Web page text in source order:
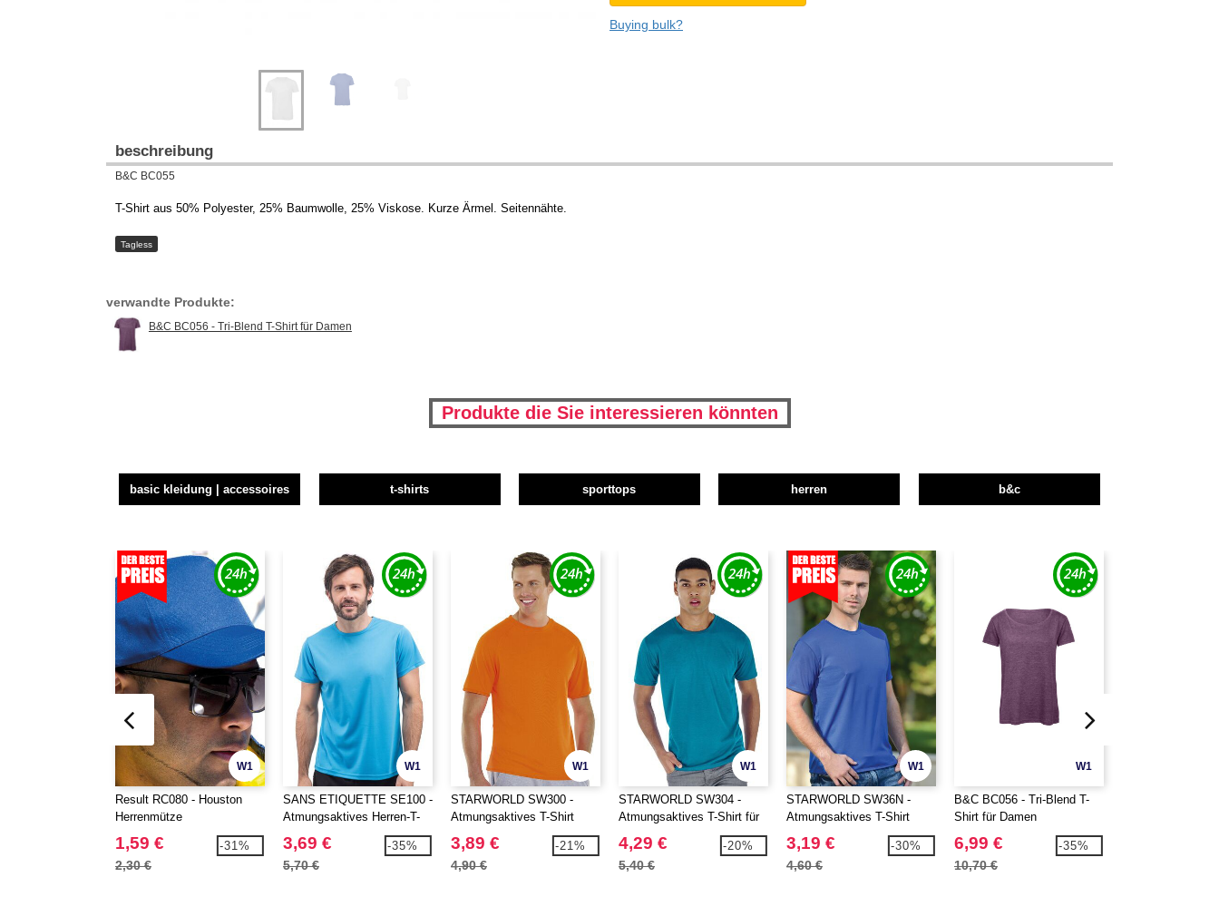
Buying bulk?
beschreibung
B&C BC055
T-Shirt aus 50% Polyester, 25% Baumwolle, 25% Viskose. Kurze Ärmel. Seitennähte.
Tagless
verwandte Produkte:
B&C BC056 - Tri-Blend T-Shirt für Damen
Produkte die Sie interessieren könnten
basic kleidung | accessoires t-shirts sporttops herren b&c
W1
Result RC080 - Houston
Herrenmütze
1,59 €
2,30 €
-31%
W1
SANS ETIQUETTE SE100 -
Atmungsaktives Herren-T-
Shirt ohne Markenlabel
3,69 €
5,70 €
-35%
W1
STARWORLD SW300 -
Atmungsaktives T-Shirt
3,89 €
4,90 €
-21%
W1
STARWORLD SW304 -
Atmungsaktives T-Shirt für
4,29 €
5,40 €
-20%
W1
STARWORLD SW36N -
Atmungsaktives T-Shirt
3,19 €
4,60 €
-30%
W1
B&C BC056 - Tri-Blend T-
Shirt für Damen
6,99 €
10,70 €
-35%